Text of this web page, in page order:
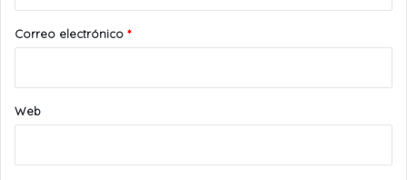
*Correo electrónico *
Web